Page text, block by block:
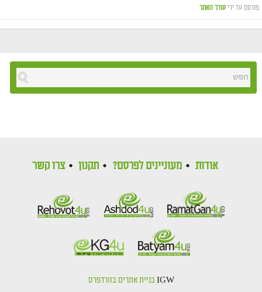
פורסם על ידי עורך האתר
אודות מעוניינים לפרסם? תקנון צרו קשר
IGW בניית אתרים בוורדפרס